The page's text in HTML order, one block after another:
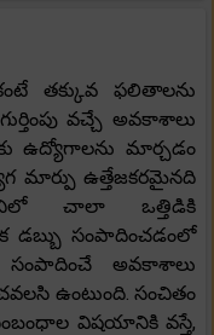
తక్కువ ఫలితాలను
వచ్చే అవకాశాలు
ఉద్యోగాలను మార్చడం
మార్పు ఉత్తేజకరమైనది
చాలా ఒత్తిడికి
డబ్బు సంపాదించడంలో
సంపాదించే అవకాశాలు
ఉంటుంది. సంచితం
విషయానికి వస్తే,